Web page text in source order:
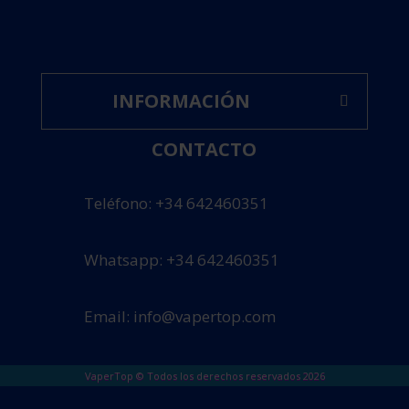
INFORMACIÓN
CONTACTO
Teléfono: +34 642460351
Whatsapp: +34 642460351
Email: info@vapertop.com
VaperTop © Todos los derechos reservados 2026